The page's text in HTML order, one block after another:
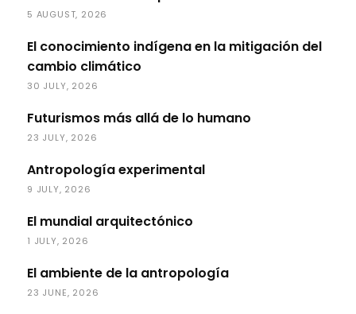
5 AUGUST, 2026
El conocimiento indígena en la mitigación del
cambio climático
30 JULY, 2026
Futurismos más allá de lo humano
23 JULY, 2026
Antropología experimental
9 JULY, 2026
El mundial arquitectónico
1 JULY, 2026
El ambiente de la antropología
23 JUNE, 2026